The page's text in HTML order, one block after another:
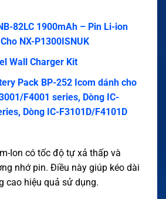
82LC 1900mAh – Pin Li-ion
NX-P1300ISNUK
Wall Charger Kit
Pack BP-252 Icom dánh cho
F4001 series, Dòng IC-
Dòng IC-F3101D/F4101D
Ion có tốc độ tự xả thấp và
nhớ pin. Điều này giúp kéo dài
cao hiệu quả sử dụng.